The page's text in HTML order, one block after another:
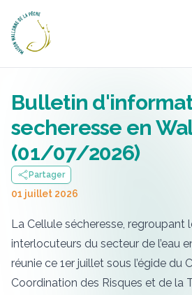
Maison Wallonne de la Pêche
Bulletin
secheresse en
(01/07/2026)
Partager
01 juillet 2026
La Cellule sécheresse, regroupant
interlocuteurs du secteur de l’eau
réunie ce 1er juillet sous l’égide du
Coordination des Risques et de la